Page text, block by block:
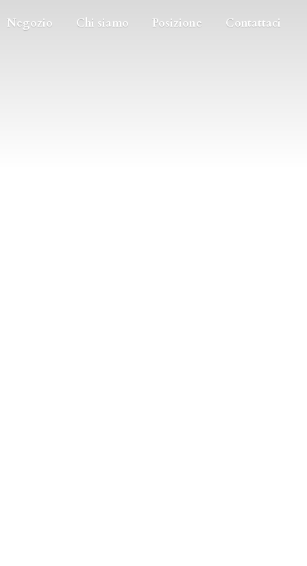
Negozio Chi siamo Posizione Contattaci